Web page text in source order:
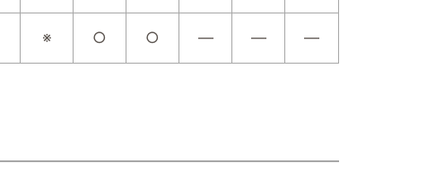
※ ○ ○ ― ― ―